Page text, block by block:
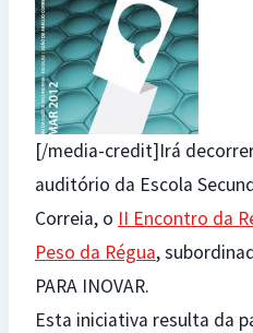
[/media-credit]Irá
auditório da Escola
Correia, o II Encontro da
Peso da Régua,
PARA INOVAR.
Esta iniciativa resulta da